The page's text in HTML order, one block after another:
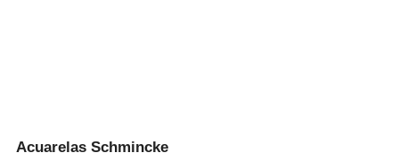
Acuarelas Schmincke